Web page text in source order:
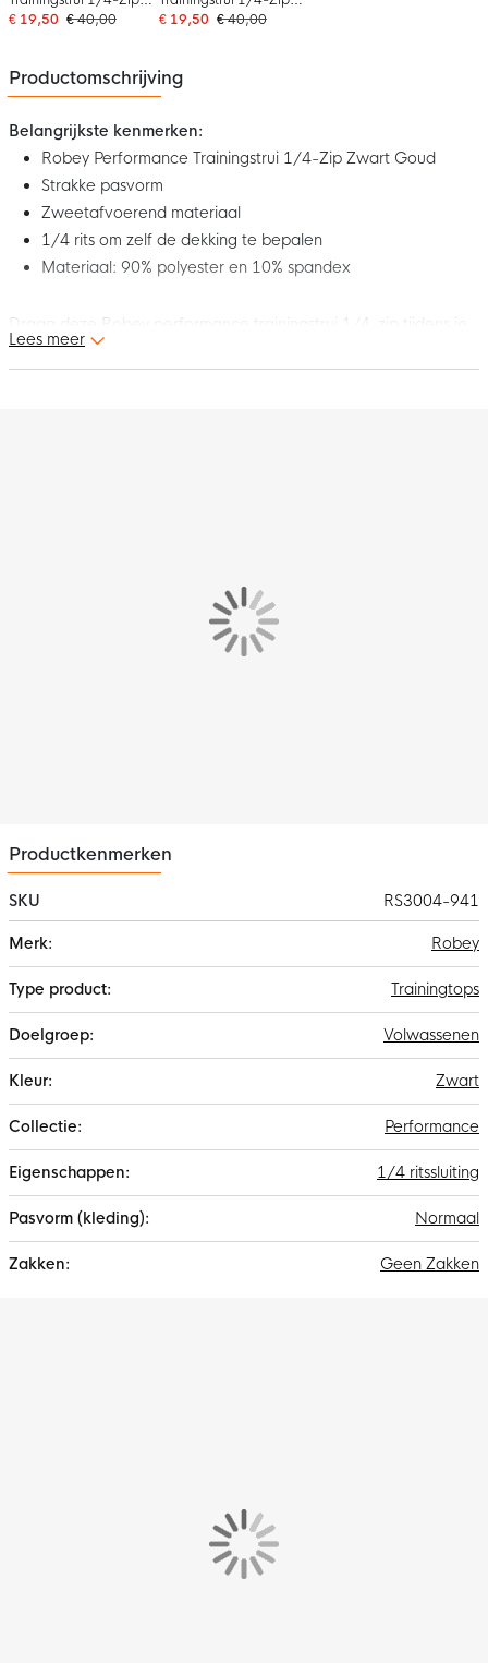
Blauw Wit
€ 19,50 € 40,00
Donkerblauw Wit
€ 19,50 € 40,00
Productomschrijving
Belangrijkste kenmerken:
Robey Performance Trainingstrui 1/4-Zip Zwart Goud
Strakke pasvorm
Zweetafvoerend materiaal
1/4 rits om zelf de dekking te bepalen
Materiaal: 90% polyester en 10% spandex
Draag deze Robey performance trainingstrui 1/4-zip tijdens je
volgende training en haal er alles uit!
De trainingstrui heeft een 1/4 rits waarmee jij zelf de warmte
Lees meer
Productkenmerken
SKU
RS3004-941
informatie
Robey
Trainingtops
Volwassenen
Zwart
Performance
1/4 ritssluiting
Normaal
Geen Zakken